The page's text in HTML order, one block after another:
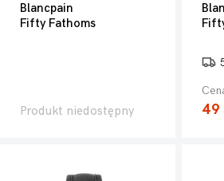
Blancpain
Fifty Fathoms
Produkt niedostępny 49